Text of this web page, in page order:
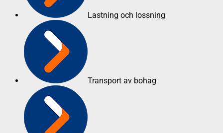
Lastning och lossning
Transport av bohag